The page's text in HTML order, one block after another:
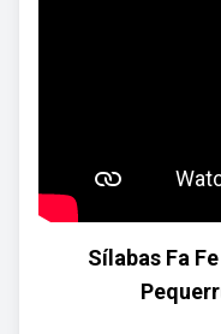
Sílabas Fa